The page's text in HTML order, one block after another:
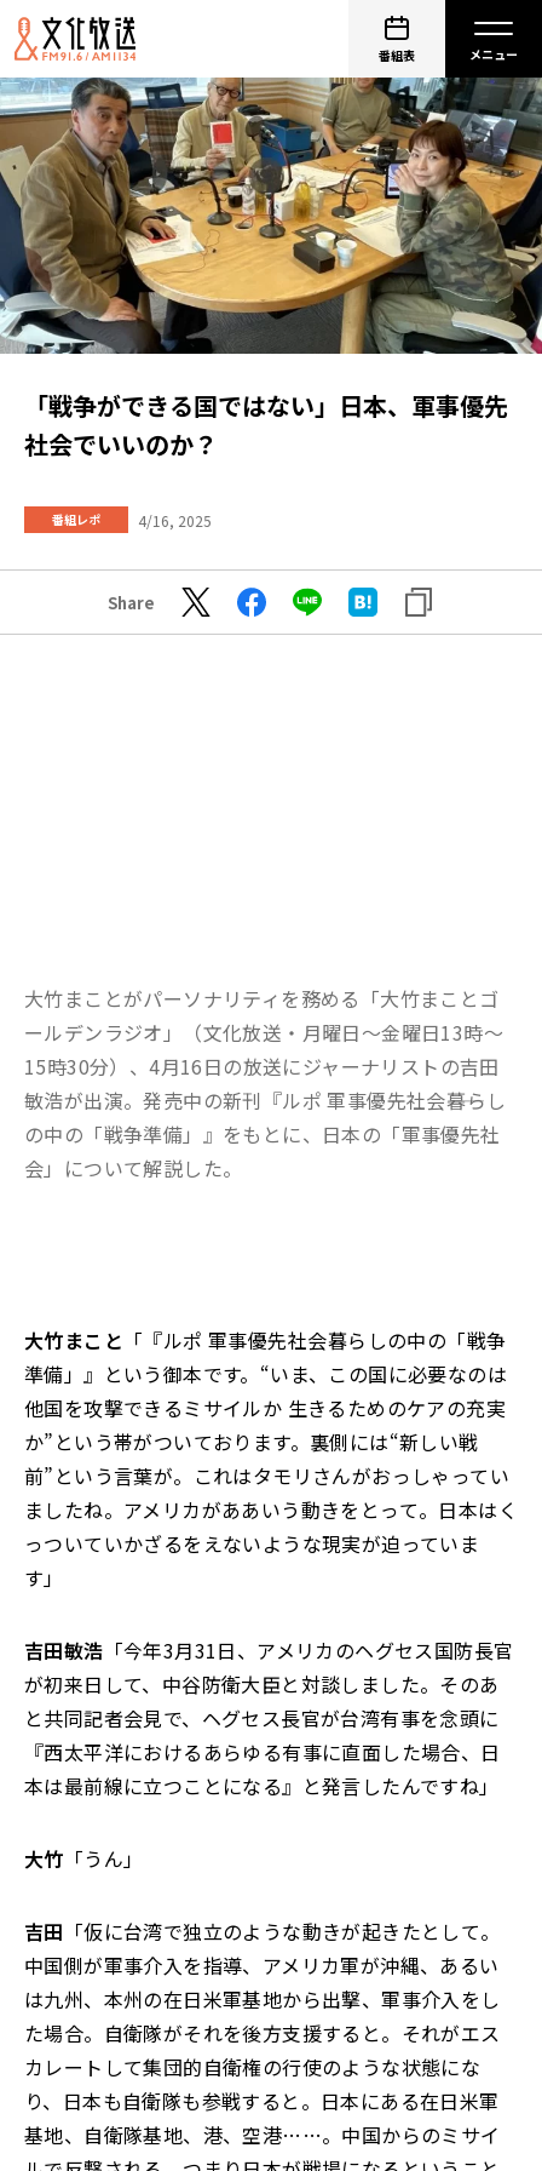
番組表
「戦争ができる国ではない」日本、軍事優先
社会でいいのか？
番組レポ 4/16, 2025
Share
大竹まことがパーソナリティを務める「大竹まことゴ
ールデンラジオ」（文化放送・月曜日～金曜日13時～
15時30分）、4月16日の放送にジャーナリストの吉田
敏浩が出演。発売中の新刊『ルポ 軍事優先社会――暮らし
の中の「戦争準備」』をもとに、日本の「軍事優先社
会」について解説した。
大竹まこと 「『ルポ 軍事優先社会――暮らしの中の「戦争
準備」』という御本です。“いま、この国に必要なのは
他国を攻撃できるミサイルか 生きるためのケアの充実
か”という帯がついております。裏側には“新しい戦
前”という言葉が。これはタモリさんがおっしゃってい
ましたね。アメリカがああいう動きをとって。日本はく
っついていかざるをえないような現実が迫っていま
す」
吉田敏浩 「今年3月31日、アメリカのヘグセス国防長官
が初来日して、中谷防衛大臣と対談しました。そのあ
と共同記者会見で、ヘグセス長官が台湾有事を念頭に
『西太平洋におけるあらゆる有事に直面した場合、日
本は最前線に立つことになる』と発言したんですね」
大竹 「うん」
吉田 「仮に台湾で独立のような動きが起きたとして。
中国側が軍事介入を指導、アメリカ軍が沖縄、あるい
は九州、本州の在日米軍基地から出撃、軍事介入をし
た場合。自衛隊がそれを後方支援すると。それがエス
カレートして集団的自衛権の行使のような状態にな
り、日本も自衛隊も参戦すると。日本にある在日米軍
基地、自衛隊基地、港、空港……。中国からのミサイ